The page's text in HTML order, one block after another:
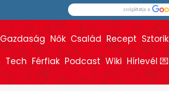
Gazdaság Nők Család Recept Sztorik
Tech Férfiak Podcast Wiki Hírlevél 💌